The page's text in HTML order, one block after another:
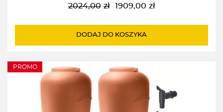
2024,00 zł
Pierwotna
wynosiła:
1909,00 zł
Aktualna
wynosi:
DODAJ DO KOSZYKA
PROMO